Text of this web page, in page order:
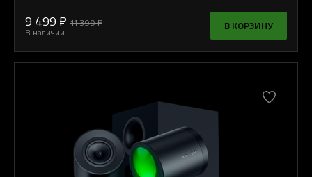
9 499 ₽ 11 399 ₽
В наличии
В КОРЗИНУ